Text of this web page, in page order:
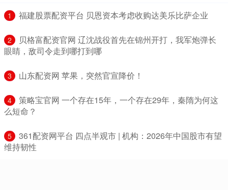
1 ​福建股票配资平台 贝恩资本考虑收购达美乐比萨企业
2
​贝格富配资官网 辽沈战役首先在锦州开打，我军炮弹长
眼睛，敌司令走到哪打到哪
3 ​山东配资网 苹果，突然官宣降价！
4
​策略宝官网 一个存在15年，一个存在29年，秦隋为何这
么短命？
5
​361配资网平台 四点半观市 | 机构：2026年中国股市有望
维持韧性